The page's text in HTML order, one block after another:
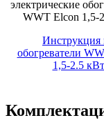
Инструкция
обогреватели
1,5-2.5 кВт